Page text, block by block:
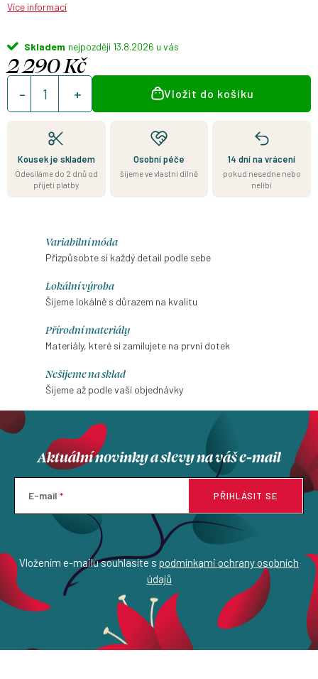
Více informací
Skladem 13.8.2026
2 290 Kč
Měrná
cena:
Vložit do košíku
Kousek je skladem
Odesíláme do 2 dnů od
přijetí platby
Osobní péče
šijeme ve vlastní dílně
14 dní na vrácení
pokud nesedne nebo
nelíbí
Variabilní móda
Přizpůsobte si každý detail podle sebe
Lokální výroba
Šijeme lokálně s důrazem na kvalitu
Přírodní materiály
Materiály, které si zamilujete na první dotek
Nešijeme na sklad
Šijeme až podle vaší objednávky
Aktuální novinky a slevy na váš e-mail
E-mail
Vložením e-mailu souhlasíte s podmínkami ochrany osobních
údajů
PŘIHLÁSIT SE